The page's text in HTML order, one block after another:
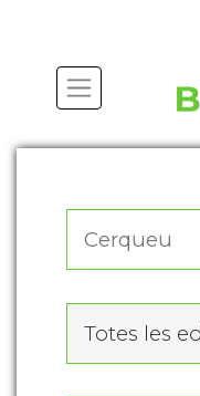
Totes les